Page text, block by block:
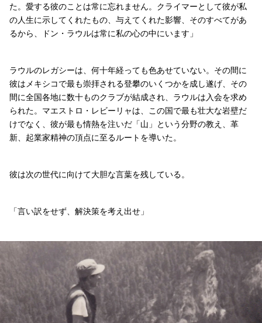
た。愛する彼のことは常に忘れません。クライマーとして彼が私
の人生に示してくれたもの、与えてくれた影響、そのすべてがあ
るから、ドン・ラウルは常に私の心の中にいます」
ラウルのレガシーは、何十年経っても色あせていない。その間に
彼はメキシコで最も崇拝される登攀のいくつかを成し遂げ、その
間に全国各地に数十ものクラブが結成され、ラウルは入会を求め
られた。マエストロ・レビーリャは、この国で最も壮大な岩壁だ
けでなく、彼が最も情熱を注いだ「山」という分野の教え、革
新、起業家精神の頂点に至るルートを導いた。
彼は次の世代に向けて大胆な言葉を残している。
「言い訳をせず、解決策を考え出せ」